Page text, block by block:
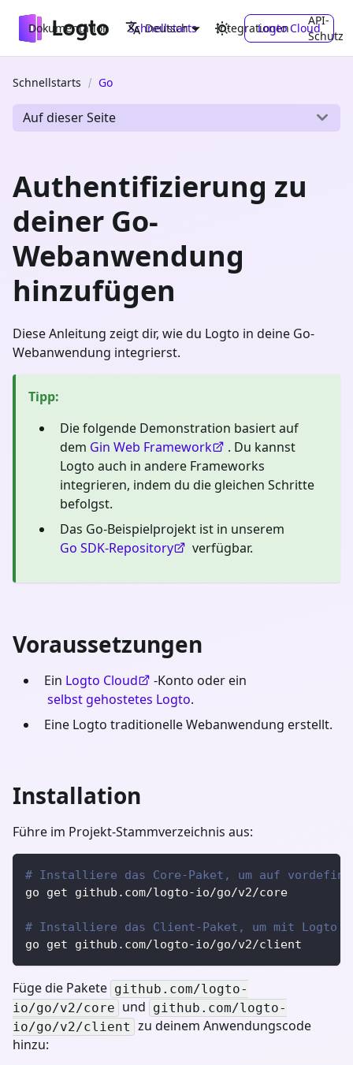
Dokumentation Schnellstarts Integrationen
API-
Schutz
Deutsch Logto Cloud
Schnellstarts Go
Auf dieser Seite
Authentifizierung zu
deiner Go-
Webanwendung
hinzufügen
Diese Anleitung zeigt dir, wie du Logto in deine Go-
Webanwendung integrierst.
Tipp:
Die folgende Demonstration basiert auf
dem Gin Web Framework
. Du kannst
Logto auch in andere Frameworks
integrieren, indem du die gleichen Schritte
befolgst.
Das Go-Beispielprojekt ist in unserem
Go SDK-Repository
verfügbar.
Voraussetzungen
Ein Logto Cloud
-Konto oder ein
selbst gehostetes Logto.
Eine Logto traditionelle Webanwendung erstellt.
Installation
Führe im Projekt-Stammverzeichnis aus:
# Installiere das Core-Paket, um auf
go get github.com/logto-io/go/v2/core
# Installiere das Client-Paket, um mit Logto
go get github.com/logto-io/go/v2/client
Füge die Pakete github.com/logto-
io/go/v2/core und github.com/logto-
io/go/v2/client zu deinem Anwendungscode
hinzu: